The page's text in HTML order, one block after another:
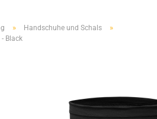
» Handschuhe und Schals »
Black